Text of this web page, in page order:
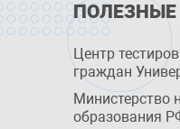
Центр
граждан
Министерство
образования